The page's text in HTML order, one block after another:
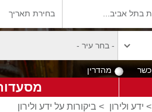
כשר מהדרין
> ידע ולירון > ביקורות על ידע ולירון